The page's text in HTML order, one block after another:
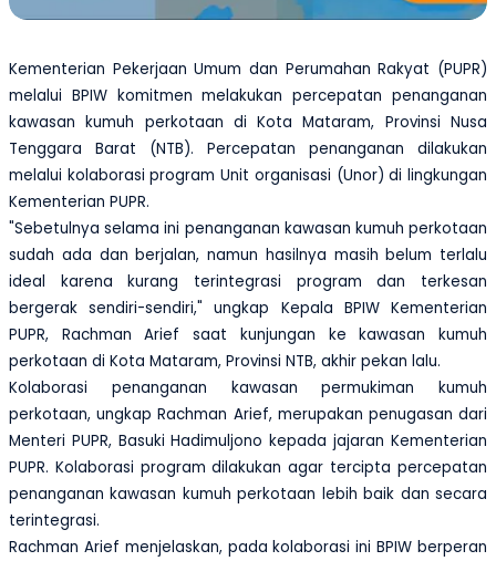
Kementerian Pekerjaan Umum dan Perumahan Rakyat (PUPR)
melalui BPIW komitmen melakukan percepatan penanganan
kawasan kumuh perkotaan di Kota Mataram, Provinsi Nusa
Tenggara Barat (NTB). Percepatan penanganan dilakukan
melalui kolaborasi program Unit organisasi (Unor) di lingkungan
Kementerian PUPR.
"Sebetulnya selama ini penanganan kawasan kumuh perkotaan
sudah ada dan berjalan, namun hasilnya masih belum terlalu
ideal karena kurang terintegrasi program dan terkesan
bergerak sendiri-sendiri," ungkap Kepala BPIW Kementerian
PUPR, Rachman Arief saat kunjungan ke kawasan kumuh
perkotaan di Kota Mataram, Provinsi NTB, akhir pekan lalu.
Kolaborasi penanganan kawasan permukiman kumuh
perkotaan, ungkap Rachman Arief, merupakan penugasan dari
Menteri PUPR, Basuki Hadimuljono kepada jajaran Kementerian
PUPR. Kolaborasi program dilakukan agar tercipta percepatan
penanganan kawasan kumuh perkotaan lebih baik dan secara
terintegrasi.
Rachman Arief menjelaskan, pada kolaborasi ini BPIW berperan